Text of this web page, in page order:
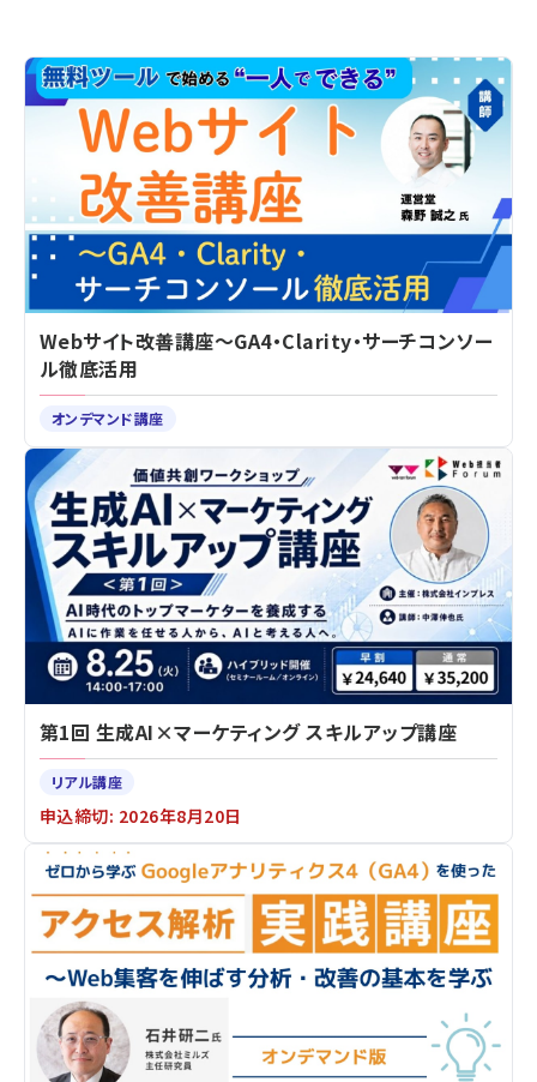
Webサイト改善講座～GA4・Clarity・サーチコンソー
ル徹底活用
オンデマンド講座
第1回 生成AI×マーケティング スキルアップ講座
リアル講座
申込締切: 2026年8月20日